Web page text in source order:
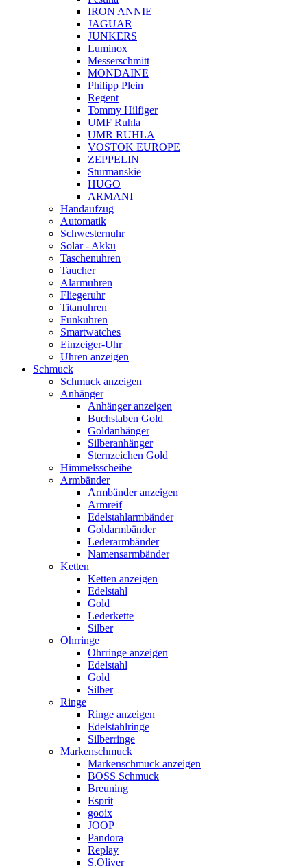
IRON ANNIE
JAGUAR
JUNKERS
Luminox
Messerschmitt
MONDAINE
Philipp Plein
Regent
Tommy Hilfiger
UMF Ruhla
UMR RUHLA
VOSTOK EUROPE
ZEPPELIN
Sturmanskie
HUGO
ARMANI
Handaufzug
Automatik
Schwesternuhr
Solar - Akku
Taschenuhren
Taucher
Alarmuhren
Fliegeruhr
Titanuhren
Funkuhren
Smartwatches
Einzeiger-Uhr
Uhren anzeigen
Schmuck
Schmuck anzeigen
Anhänger
Anhänger anzeigen
Buchstaben Gold
Goldanhänger
Silberanhänger
Sternzeichen Gold
Himmelsscheibe
Armbänder
Armbänder anzeigen
Armreif
Edelstahlarmbänder
Goldarmbänder
Lederarmbänder
Namensarmbänder
Ketten
Ketten anzeigen
Edelstahl
Gold
Lederkette
Silber
Ohrringe
Ohrringe anzeigen
Edelstahl
Gold
Silber
Ringe
Ringe anzeigen
Edelstahlringe
Silberringe
Markenschmuck
Markenschmuck anzeigen
BOSS Schmuck
Breuning
Esprit
gooix
JOOP
Pandora
Replay
S.Oliver